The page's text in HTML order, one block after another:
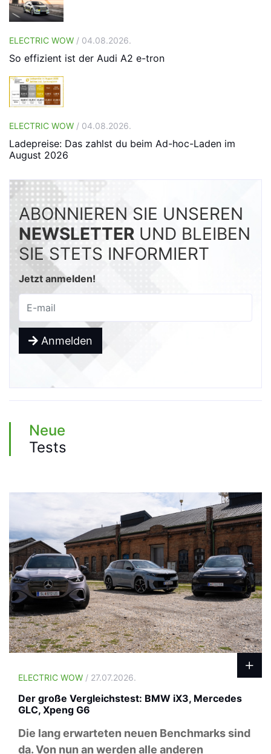
ELECTRIC WOW / 04.08.2026.
So effizient ist der Audi A2 e-tron
ELECTRIC WOW / 04.08.2026.
Ladepreise: Das zahlst du beim Ad-hoc-Laden im
August 2026
ABONNIEREN SIE UNSEREN
NEWSLETTER UND BLEIBEN
SIE STETS INFORMIERT
Jetzt anmelden!
Anmelden
Neue
Tests
ELECTRIC WOW / 27.07.2026.
Der große Vergleichstest: BMW iX3, Mercedes
GLC, Xpeng G6
Die lang erwarteten neuen Benchmarks sind
da. Von nun an werden alle anderen